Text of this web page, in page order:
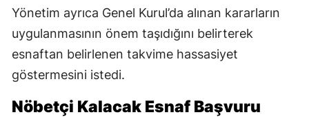
Yönetim ayrıca Genel Kurul’da alınan kararların
uygulanmasının önem taşıdığını belirterek
esnaftan belirlenen takvime hassasiyet
göstermesini istedi.
Nöbetçi Kalacak Esnaf Başvuru